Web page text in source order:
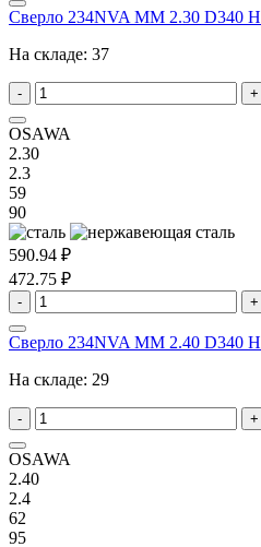
Сверло 234NVA MM 2.30 D340
На складе: 37
- +
OSAWA
2.30
2.3
59
90
590.94 ₽
472.75 ₽
- +
Сверло 234NVA MM 2.40 D340
На складе: 29
- +
OSAWA
2.40
2.4
62
95